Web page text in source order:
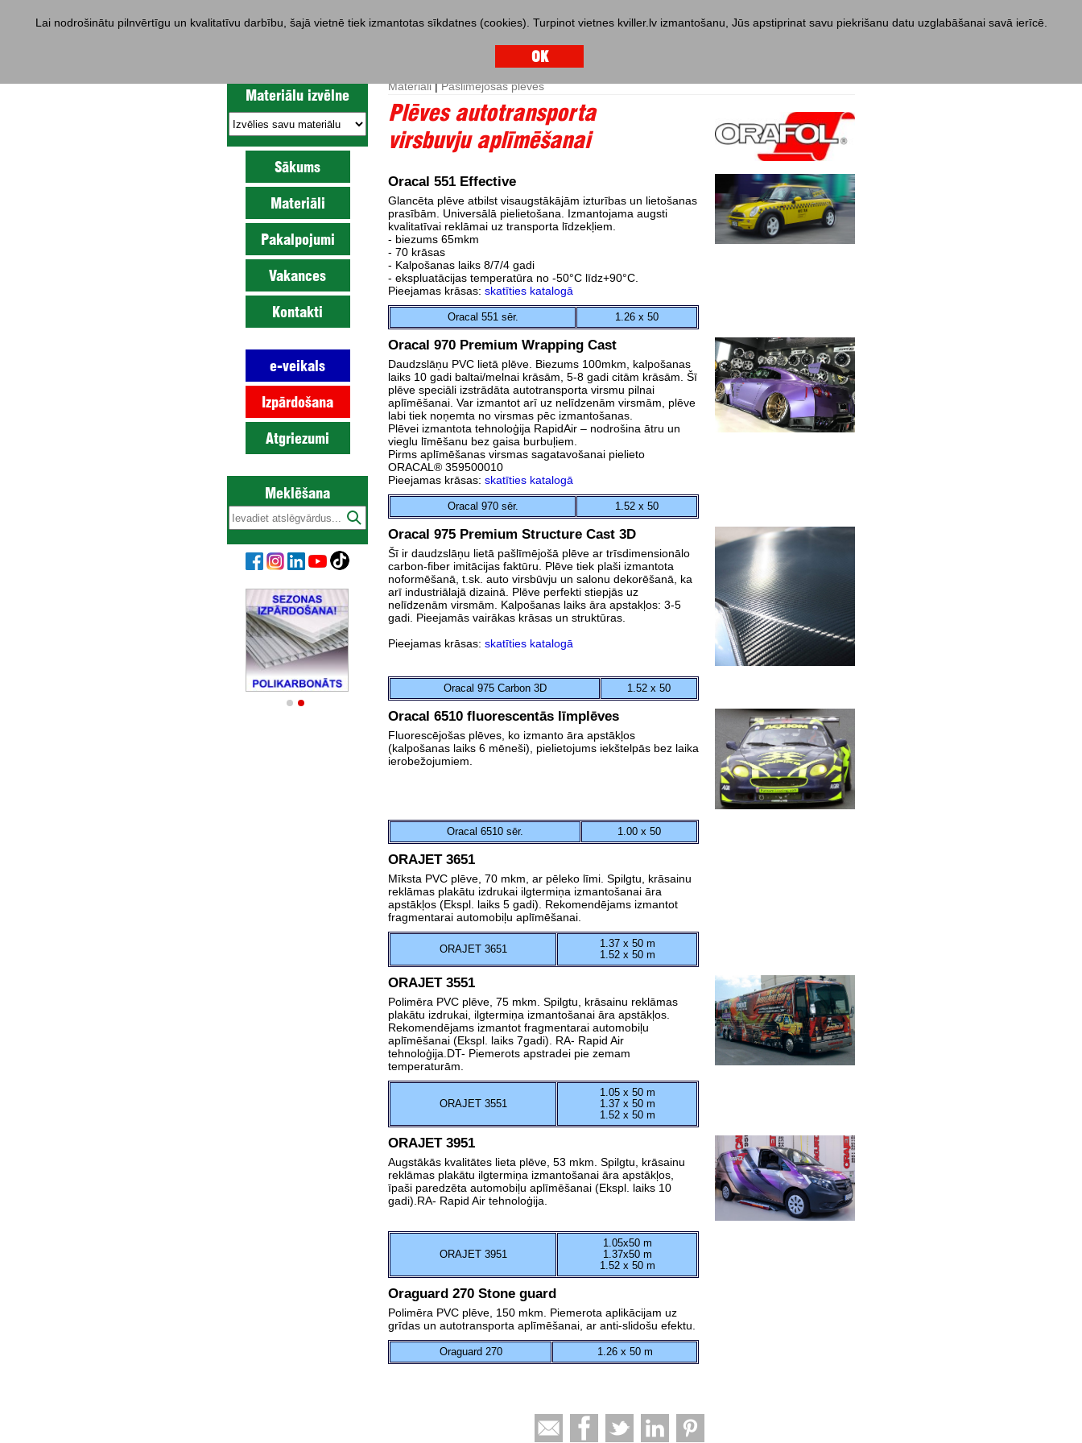
Materiālu izvēlne
Sākums
Materiāli
Pakalpojumi
Vakances
Kontakti
e-veikals
Izpārdošana
Atgriezumi
Meklēšana
Materiāli|Pašlimejošas plēves
Plēves autotransporta
virsbuvju aplīmēšanai
Oracal 551 Effective
Glancēta plēve atbilst visaugstākājām izturības un lietošanas
prasībām. Universālā pielietošana. Izmantojama augsti
kvalitatīvai reklāmai uz transporta līdzekļiem.
- biezums 65mkm
- 70 krāsas
- Kalpošanas laiks 8/7/4 gadi
- ekspluatācijas temperatūra no -50°C līdz+90°C.
Pieejamas krāsas: skatīties katalogā
Oracal 551 sēr. 1.26 x 50
Oracal 970 Premium Wrapping Cast
Daudzslāņu PVC lietā plēve. Biezums 100mkm, kalpošanas
laiks 10 gadi baltai/melnai krāsām, 5-8 gadi citām krāsām. Šī
plēve speciāli izstrādāta autotransporta virsmu pilnai
aplīmēšanai. Var izmantot arī uz nelīdzenām virsmām, plēve
labi tiek noņemta no virsmas pēc izmantošanas.
Plēvei izmantota tehnoloģija RapidAir – nodrošina ātru un
vieglu līmēšanu bez gaisa burbuļiem.
Pirms aplīmēšanas virsmas sagatavošanai pielieto
ORACAL® 359500010
Pieejamas krāsas: skatīties katalogā
Oracal 970 sēr. 1.52 x 50
Oracal 975 Premium Structure Cast 3D
Šī ir daudzslāņu lietā pašlīmējošā plēve ar trīsdimensionālo
carbon-fiber imitācijas faktūru. Plēve tiek plaši izmantota
noformēšanā, t.sk. auto virsbūvju un salonu dekorēšanā, ka
arī industriālajā dizainā. Plēve perfekti stiepjās uz
nelīdzenām virsmām. Kalpošanas laiks āra apstakļos: 3-5
gadi. Pieejamās vairākas krāsas un struktūras.
Pieejamas krāsas: skatīties katalogā
Oracal 975 Carbon 3D 1.52 x 50
Oracal 6510 fluorescentās līmplēves
Fluorescējošas plēves, ko izmanto āra apstākļos
(kalpošanas laiks 6 mēneši), pielietojums iekštelpās bez laika
ierobežojumiem.
Oracal 6510 sēr. 1.00 x 50
ORAJET 3651
Mīksta PVC plēve, 70 mkm, ar pēleko līmi. Spilgtu, krāsainu
reklāmas plakātu izdrukai ilgtermiņa izmantošanai āra
apstākļos (Ekspl. laiks 5 gadi). Rekomendējams izmantot
fragmentarai automobiļu aplīmēšanai.
ORAJET 3651
1.37 x 50 m
1.52 x 50 m
ORAJET 3551
Polimēra PVC plēve, 75 mkm. Spilgtu, krāsainu reklāmas
plakātu izdrukai, ilgtermiņa izmantošanai āra apstākļos.
Rekomendējams izmantot fragmentarai automobiļu
aplīmēšanai (Ekspl. laiks 7gadi). RA- Rapid Air
tehnoloģija.DT- Piemerots apstradei pie zemam
temperaturām.
ORAJET 3551
1.05 x 50 m
1.37 x 50 m
1.52 x 50 m
ORAJET 3951
Augstākās kvalitātes lieta plēve, 53 mkm. Spilgtu, krāsainu
reklāmas plakātu ilgtermiņa izmantošanai āra apstākļos,
īpaši paredzēta automobiļu aplīmēšanai (Ekspl. laiks 10
gadi).RA- Rapid Air tehnoloģija.
ORAJET 3951
1.05x50 m
1.37x50 m
1.52 x 50 m
Oraguard 270 Stone guard
Polimēra PVC plēve, 150 mkm. Piemerota aplikācijam uz
grīdas un autotransporta aplīmēšanai, ar anti-slidošu efektu.
Oraguard 270 1.26 x 50 m
Lai nodrošinātu pilnvērtīgu un kvalitatīvu darbību, šajā vietnē tiek izmantotas sīkdatnes (cookies). Turpinot vietnes kviller.lv izmantošanu, Jūs apstiprinat savu piekrišanu datu uzglabāšanai savā ierīcē.
OK